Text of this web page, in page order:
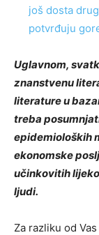
još dosta
potvrđuju
Uglavnom,
znanstvenu
literature u
treba
epidemioloških
ekonomske
učinkovitih
ljudi.
Za razliku od